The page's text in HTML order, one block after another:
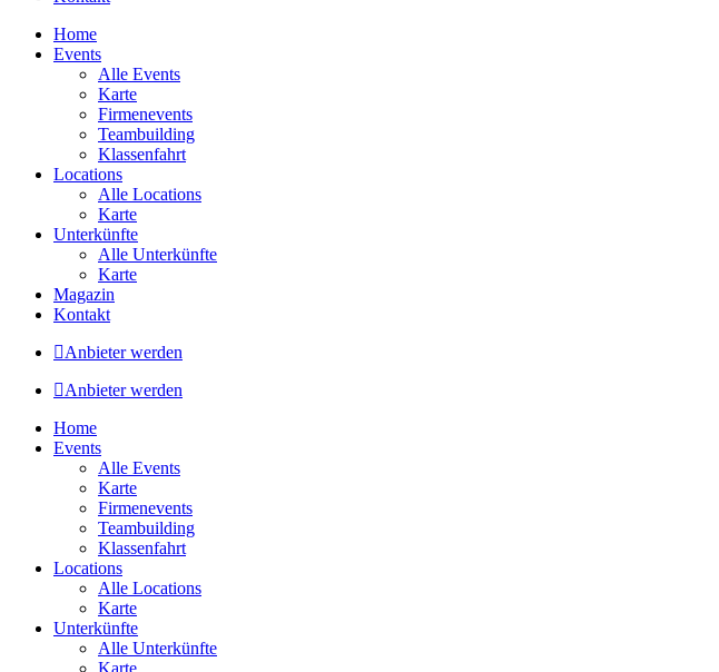
Home
Events
Alle Events
Karte
Firmenevents
Teambuilding
Klassenfahrt
Locations
Alle Locations
Karte
Unterkünfte
Alle Unterkünfte
Karte
Magazin
Kontakt
Anbieter werden
Anbieter werden
Home
Events
Alle Events
Karte
Firmenevents
Teambuilding
Klassenfahrt
Locations
Alle Locations
Karte
Unterkünfte
Alle Unterkünfte
Karte